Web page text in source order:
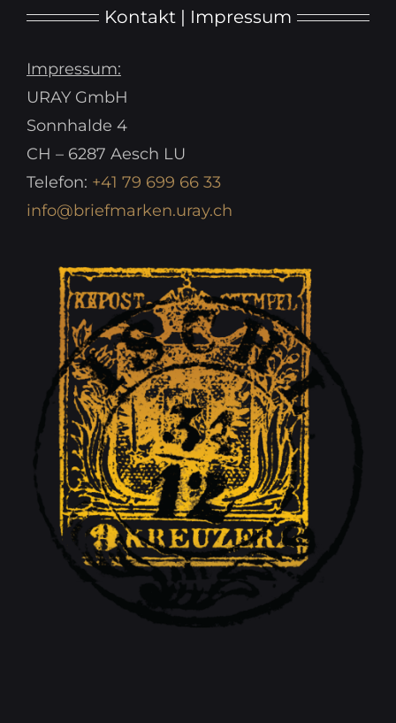
Kontakt | Impressum
Impressum:
URAY GmbH
Sonnhalde 4
CH – 6287 Aesch LU
Telefon: +41 79 699 66 33
info@briefmarken.uray.ch